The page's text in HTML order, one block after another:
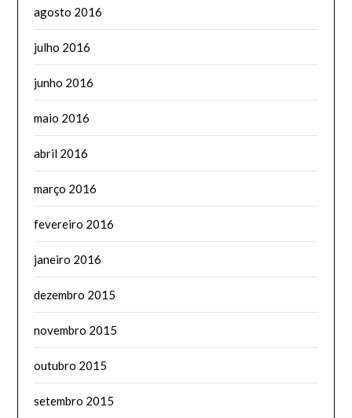
agosto 2016
julho 2016
junho 2016
maio 2016
abril 2016
março 2016
fevereiro 2016
janeiro 2016
dezembro 2015
novembro 2015
outubro 2015
setembro 2015